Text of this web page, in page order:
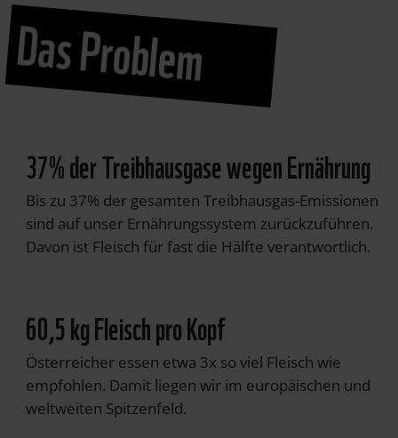
Das Problem
37% der Treibhausgase wegen Ernährung
Bis zu 37% der gesamten Treibhausgas-Emissionen
sind auf unser Ernährungssystem zurückzuführen.
Davon ist Fleisch für fast die Hälfte verantwortlich.
60,5 kg Fleisch pro Kopf
Österreicher essen etwa 3x so viel Fleisch wie
empfohlen. Damit liegen wir im europäischen und
weltweiten Spitzenfeld.